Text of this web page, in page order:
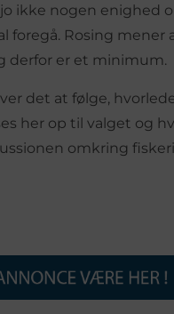
ikke nogen enighed
foregå. Rosing mener
derfor er et minimum.
det at følge,
her op til valget og
omkring